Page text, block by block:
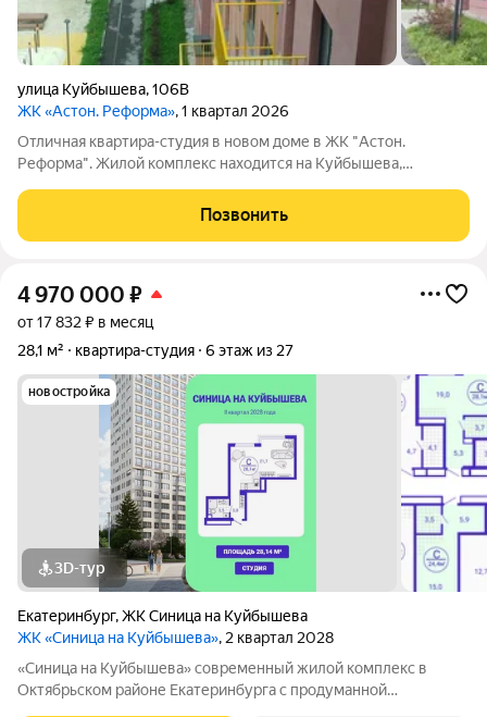
улица Куйбышева,106В
ЖК «Астон. Реформа», 1 квартал 2026
Отличная квартира-студия в новом доме в ЖК "Астон.
Реформа". Жилой комплекс находится на Куйбышева,
напрямую примыкает к центру, р-н Шарташский рынок.
Приватный двор, дизайнерский холл, колясочная,
Позвонить
4 970 000 ₽
от 17 832 ₽ в месяц
28,1 м²
квартира-студия 6 этаж из 27
новостройка
3D-тур
Екатеринбург,ЖК Синица на Куйбышева
ЖК «Синица на Куйбышева», 2 квартал 2028
«Синица на Куйбышева» современный жилой комплекс в
Октябрьском районе Екатеринбурга с продуманной